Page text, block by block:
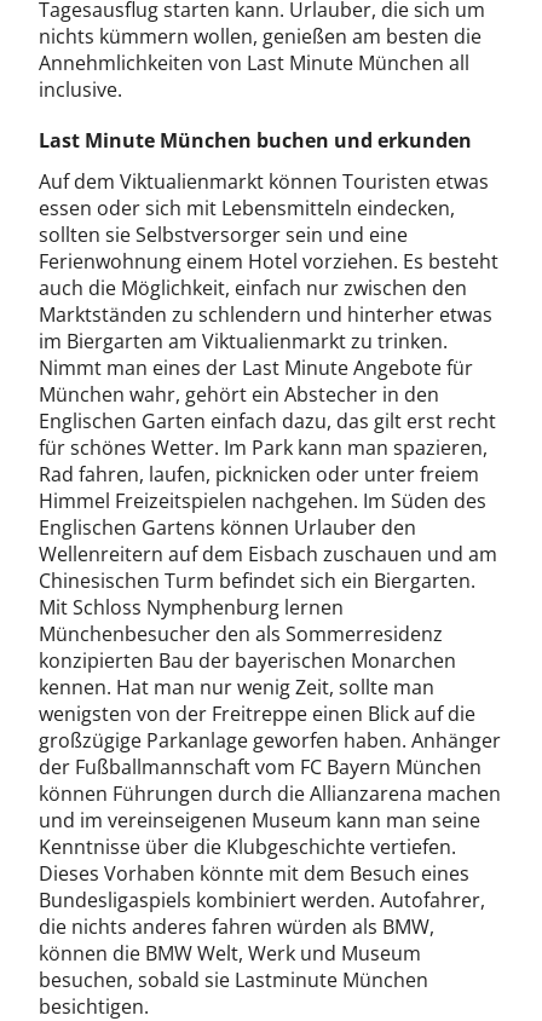
Tagesausflug starten kann. Urlauber, die sich um
nichts kümmern wollen, genießen am besten die
Annehmlichkeiten von Last Minute München all
inclusive.
Last Minute München buchen und erkunden
Auf dem Viktualienmarkt können Touristen etwas
essen oder sich mit Lebensmitteln eindecken,
sollten sie Selbstversorger sein und eine
Ferienwohnung einem Hotel vorziehen. Es besteht
auch die Möglichkeit, einfach nur zwischen den
Marktständen zu schlendern und hinterher etwas
im Biergarten am Viktualienmarkt zu trinken.
Nimmt man eines der Last Minute Angebote für
München wahr, gehört ein Abstecher in den
Englischen Garten einfach dazu, das gilt erst recht
für schönes Wetter. Im Park kann man spazieren,
Rad fahren, laufen, picknicken oder unter freiem
Himmel Freizeitspielen nachgehen. Im Süden des
Englischen Gartens können Urlauber den
Wellenreitern auf dem Eisbach zuschauen und am
Chinesischen Turm befindet sich ein Biergarten.
Mit Schloss Nymphenburg lernen
Münchenbesucher den als Sommerresidenz
konzipierten Bau der bayerischen Monarchen
kennen. Hat man nur wenig Zeit, sollte man
wenigsten von der Freitreppe einen Blick auf die
großzügige Parkanlage geworfen haben. Anhänger
der Fußballmannschaft vom FC Bayern München
können Führungen durch die Allianzarena machen
und im vereinseigenen Museum kann man seine
Kenntnisse über die Klubgeschichte vertiefen.
Dieses Vorhaben könnte mit dem Besuch eines
Bundesligaspiels kombiniert werden. Autofahrer,
die nichts anderes fahren würden als BMW,
können die BMW Welt, Werk und Museum
besuchen, sobald sie Lastminute München
besichtigen.